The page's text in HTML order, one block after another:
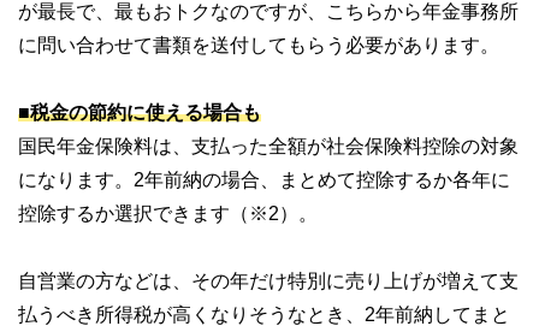
が最長で、最もおトクなのですが、こちらから年金事務所
に問い合わせて書類を送付してもらう必要があります。
■税金の節約に使える場合も
国民年金保険料は、支払った全額が社会保険料控除の対象
になります。2年前納の場合、まとめて控除するか各年に
控除するか選択できます（※2）。
自営業の方などは、その年だけ特別に売り上げが増えて支
払うべき所得税が高くなりそうなとき、2年前納してまと